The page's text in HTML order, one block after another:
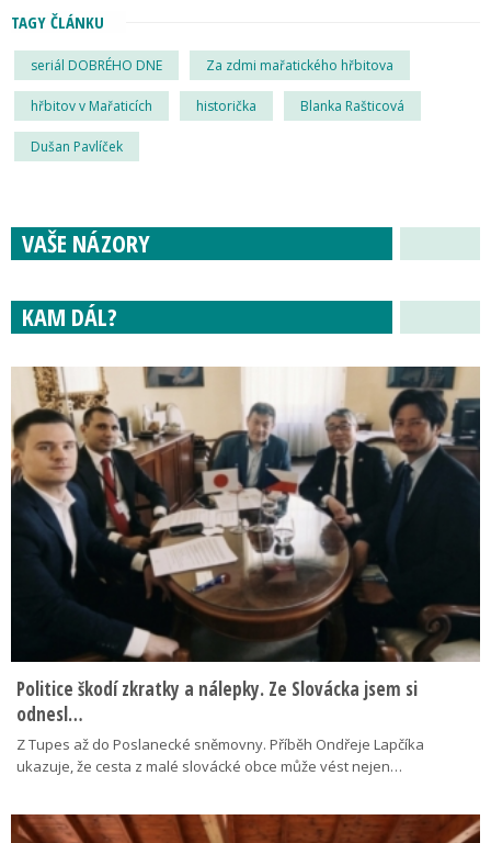
TAGY ČLÁNKU
seriál DOBRÉHO DNE Za zdmi mařatického hřbitova
hřbitov v Mařaticích historička Blanka Rašticová
Dušan Pavlíček
VAŠE NÁZORY
KAM DÁL?
Politice škodí zkratky a nálepky. Ze Slovácka jsem si
odnesl…
Z Tupes až do Poslanecké sněmovny. Příběh Ondřeje Lapčíka
ukazuje, že cesta z malé slovácké obce může vést nejen…